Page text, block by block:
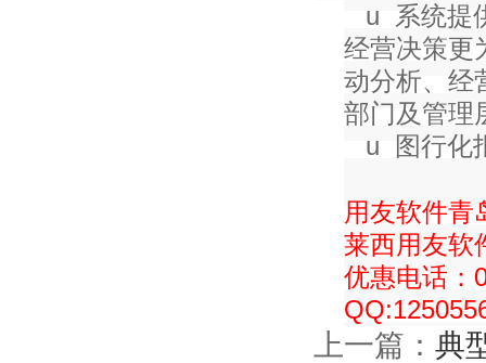
u
系统提
经营决策更
动分析、经
部门及管理
u
图行化
用友软件
莱西用友软
优惠电话：
上一篇： 典